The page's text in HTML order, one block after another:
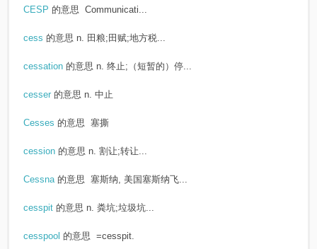
CESP 的意思 Communicati...
cess 的意思 n. 田粮;田赋;地方税...
cessation 的意思 n. 终止;（短暂的）停...
cesser 的意思 n. 中止
Cesses 的意思 塞撕
cession 的意思 n. 割让;转让...
Cessna 的意思 塞斯纳, 美国塞斯纳飞...
cesspit 的意思 n. 粪坑;垃圾坑...
cesspool 的意思 =cesspit.